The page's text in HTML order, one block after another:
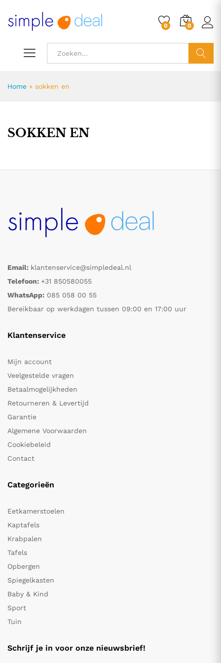
0 0
Home » sokken en
SOKKEN EN
Email: klantenservice@simpledeal.nl
Telefoon: +31 850580055
WhatsApp: 085 058 00 55
Bereikbaar op werkdagen tussen 09:00 en 17:00 uur
Klantenservice
Mijn account
Veelgestelde vragen
Betaalmogelijkheden
Retourneren & Levertijd
Garantie
Algemene Voorwaarden
Cookiebeleid
Contact
Categorieën
Eetkamerstoelen
Kaptafels
Krabpalen
Tafels
Opbergen
Spiegelkasten
Baby & Kind
Sport
Tuin
Schrijf je in voor onze nieuwsbrief!